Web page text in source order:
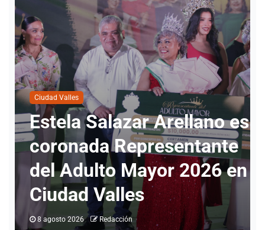
Policiaca
Ataque a balazos en
Tamuín deja un joven
muerto; tenía 20 años
8 agosto 2026 Redacción